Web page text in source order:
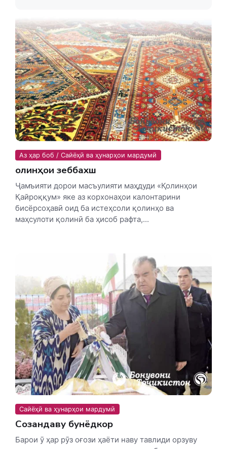
Аз ҳар боб / Сайёҳӣ ва ҳунарҳои мардумӣ
Қолинҳои зеббахш
Ҷамъияти дорои масъулияти маҳдуди «Қолинҳои
Қайроққум» яке аз корхонаҳои калонтарини
бисёрсоҳавӣ оид ба истеҳсоли қолинҳо ва
маҳсулоти қолинӣ ба ҳисоб рафта,...
Сайёҳӣ ва ҳунарҳои мардумӣ
Созандаву бунёдкор
Барои ӯ ҳар рӯз оғози ҳаёти наву тавлиди орзуву